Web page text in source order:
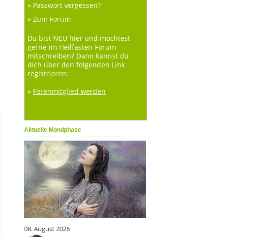
» Passwort vergessen?
» Zum Forum
Du bist NEU hier und möchtest
gerne im Heilfasten-Forum
mitschreiben? Dann kannst du
dich über den folgenden Link
registrieren:
» Forenmitglied werden
Aktuelle Mondphase
08. August 2026